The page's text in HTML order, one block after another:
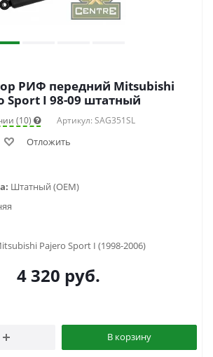
РИФ передний Mitsubishi
Sport I 98-09 штатный
(10) Артикул: SAG351SL
Отложить
Штатный (OEM)
Pajero Sport I (1998-2006)
4 320 руб.
В корзину